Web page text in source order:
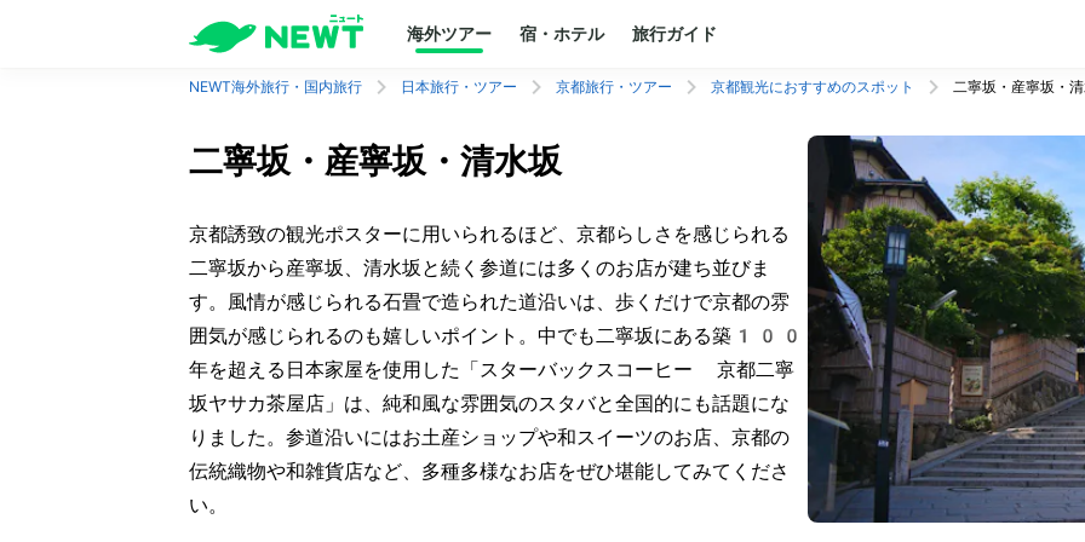
海外ツアー 宿・ホテル 旅行ガイド
NEWT海外旅行・国内旅行 日本旅行・ツアー 京都旅行・ツアー 京都観光におすすめのスポット 二寧坂・産寧坂・
二寧坂・産寧坂・清水坂
京都誘致の観光ポスターに用いられるほど、京都らしさを感じられる
二寧坂から産寧坂、清水坂と続く参道には多くのお店が建ち並びま
す。風情が感じられる石畳で造られた道沿いは、歩くだけで京都の雰
囲気が感じられるのも嬉しいポイント。中でも二寧坂にある築100
年を超える日本家屋を使用した「スターバックスコーヒー 京都二寧
坂ヤサカ茶屋店」は、純和風な雰囲気のスタバと全国的にも話題にな
りました。参道沿いにはお土産ショップや和スイーツのお店、京都の
伝統織物や和雑貨店など、多種多様なお店をぜひ堪能してみてくださ
い。